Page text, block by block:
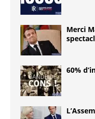
Merci
60%